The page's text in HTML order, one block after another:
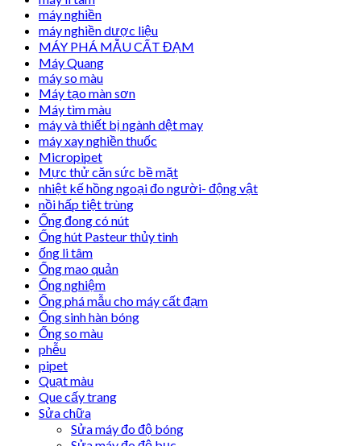
máy nghiền
máy nghiền dược liệu
MÁY PHÁ MẪU CẤT ĐẠM
Máy Quang
máy so màu
Máy tạo màn sơn
Máy tìm màu
máy và thiết bị ngành dệt may
máy xay nghiền thuốc
Micropipet
Mực thử căn sức bề mặt
nhiệt kế hồng ngoại đo người- động vật
nồi hấp tiệt trùng
Ống đong có nút
Ống hút Pasteur thủy tinh
ống li tâm
Ống mao quản
Ống nghiệm
Ống phá mẫu cho máy cất đạm
Ống sinh hàn bóng
Ống so màu
phễu
pipet
Quạt màu
Que cấy trang
Sửa chữa
Sửa máy đo độ bóng